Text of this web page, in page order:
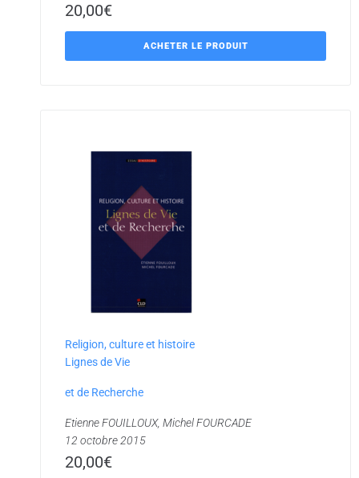
20,00€
ACHETER LE PRODUIT
Religion, culture et histoire
Lignes de Vie
et de Recherche
Etienne FOUILLOUX, Michel FOURCADE
12 octobre 2015
20,00€